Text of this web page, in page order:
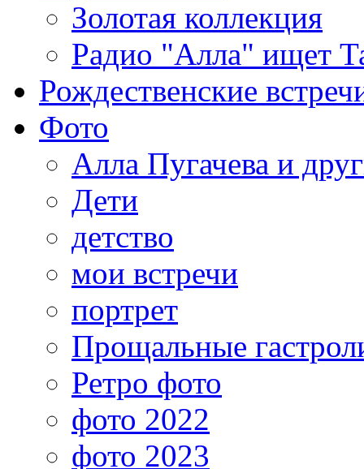
Золотая коллекция
Радио "Алла" ищет
Рождественские
Фото
Алла Пугачева и
Дети
детство
мои встречи
портрет
Прощальные
Ретро фото
фото 2022
фото 2023